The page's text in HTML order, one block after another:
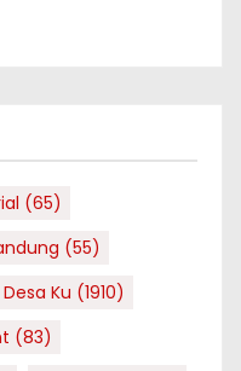
(65)
(55)
Desa Ku (1910)
(83)